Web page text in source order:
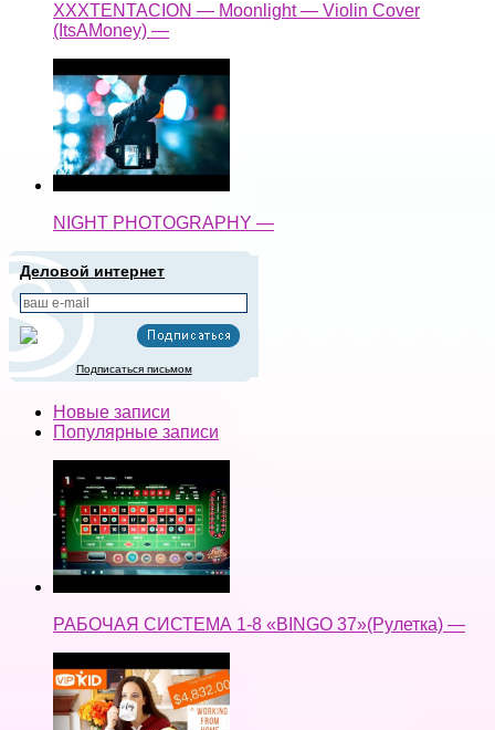
XXXTENTACION — Moonlight — Violin Cover
(ItsAMoney) —
NIGHT PHOTOGRAPHY —
Деловой интернет
Подписаться письмом
Новые записи
Популярные записи
РАБОЧАЯ СИСТЕМА 1-8 «BINGO 37»(Рулетка) —